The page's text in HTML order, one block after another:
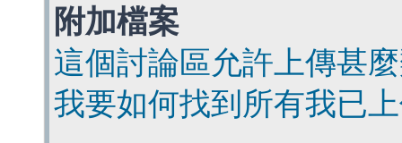
附加檔案
這個討論區允許上傳甚
我要如何找到所有我已